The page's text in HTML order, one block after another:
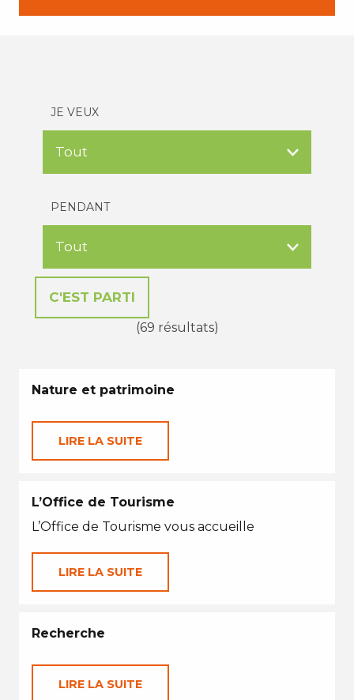
JE VEUX
PENDANT
(69 résultats)
Nature et patrimoine
LIRE LA SUITE
L’Office de Tourisme
L’Office de Tourisme vous accueille
LIRE LA SUITE
Recherche
LIRE LA SUITE